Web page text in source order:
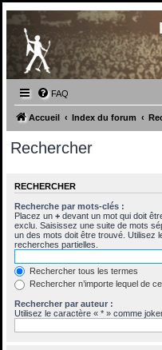
FAQ
Accueil Index du forum
Rechercher
RECHERCHER
Recherche par mots-clés :
Placez un + devant un mot qui doit
exclu. Saisissez une suite de mots
un des mots doit être trouvé. Utilisez
recherches partielles.
Rechercher tous les termes
Rechercher n’importe lequel de
Rechercher par auteur :
Utilisez le caractère « * » comme